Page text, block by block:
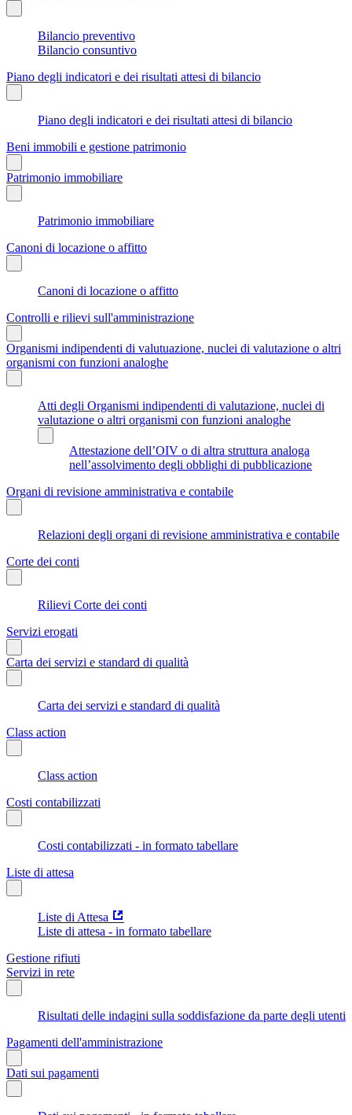
Bilancio preventivo
Bilancio consuntivo
Piano degli indicatori e dei risultati attesi di bilancio
Piano degli indicatori e dei risultati attesi di bilancio
Beni immobili e gestione patrimonio
Patrimonio immobiliare
Patrimonio immobiliare
Canoni di locazione o affitto
Canoni di locazione o affitto
Controlli e rilievi sull'amministrazione
Organismi indipendenti di valutuazione, nuclei di valutazione o altri
organismi con funzioni analoghe
Atti degli Organismi indipendenti di valutazione, nuclei di
valutazione o altri organismi con funzioni analoghe
Attestazione dell’OIV o di altra struttura analoga
nell’assolvimento degli obblighi di pubblicazione
Organi di revisione amministrativa e contabile
Relazioni degli organi di revisione amministrativa e contabile
Corte dei conti
Rilievi Corte dei conti
Servizi erogati
Carta dei servizi e standard di qualità
Carta dei servizi e standard di qualità
Class action
Class action
Costi contabilizzati
Costi contabilizzati - in formato tabellare
Liste di attesa
Liste di Attesa
Liste di attesa - in formato tabellare
Gestione rifiuti
Servizi in rete
Risultati delle indagini sulla soddisfazione da parte degli utenti
Pagamenti dell'amministrazione
Dati sui pagamenti